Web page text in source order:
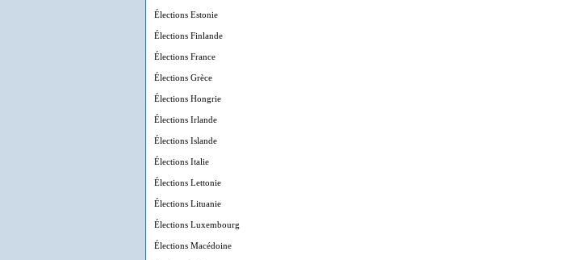
Élections Estonie
Élections Finlande
Élections France
Élections Grèce
Élections Hongrie
Élections Irlande
Élections Islande
Élections Italie
Élections Lettonie
Élections Lituanie
Élections Luxembourg
Élections Macédoine